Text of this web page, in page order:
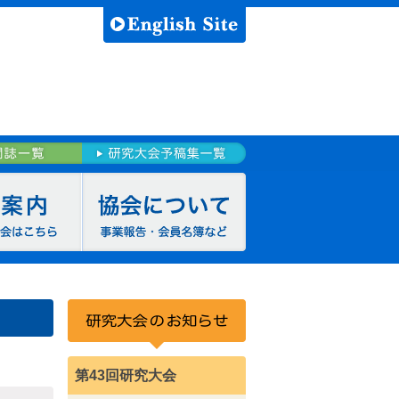
第43回研究大会